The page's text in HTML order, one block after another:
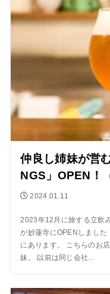
仲良し姉妹が営
NGS」OPEN！
2024.01.11
2023年12月に旅する立飲
が妙蓮寺にOPENしました
にあります。 こちらのお
妹。 以前は同じ会社...